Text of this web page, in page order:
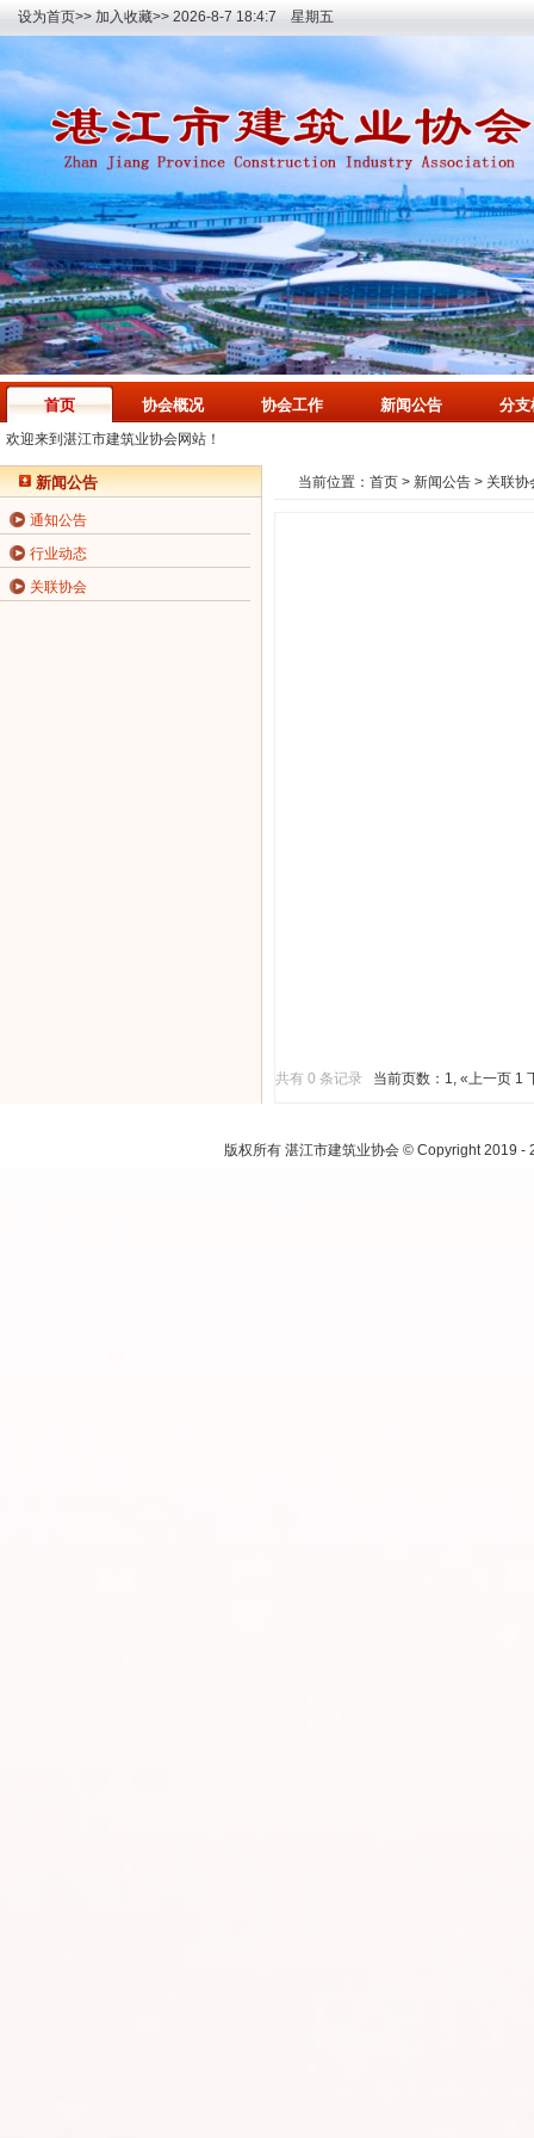
设为首页>> 加入收藏>> 2026-8-7 18:4:7 星期五
首页
欢迎来到湛江市建筑业协会网站！
协会概况 协会工作 新闻公告 分支
新闻公告
通知公告
行业动态
关联协会
当前位置： 首页 > 新闻公告 > 关联协
共有 0 条记录 当前页数：1, «上一页 1
版权所有 湛江市建筑业协会 © Copyright 2019 -